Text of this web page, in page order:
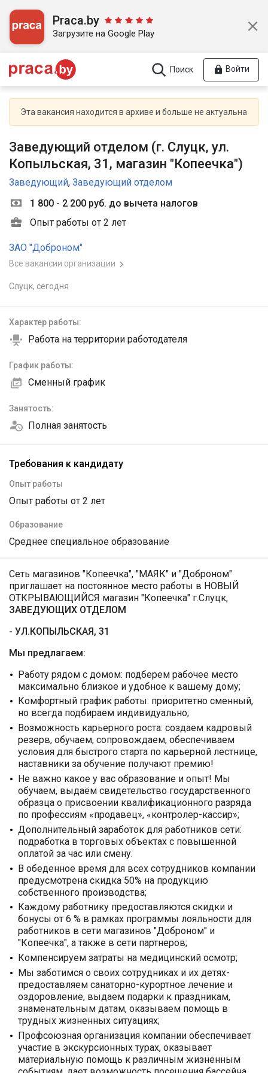
Praca.by
Загрузите на Google Play
Поиск Войти
Эта вакансия находится в архиве и больше не актуальна
Заведующий отделом (г. Слуцк, ул.
Копыльская, 31, магазин "Копеечка")
Заведующий, Заведующий отделом
1 800 - 2 200 руб. до вычета налогов
Опыт работы от 2 лет
ЗАО "Доброном"
Все вакансии организации
Слуцк, сегодня
Характер работы:
Работа на территории работодателя
График работы:
Сменный график
Занятость:
Полная занятость
Требования к кандидату
Опыт работы
Опыт работы от 2 лет
Образование
Среднее специальное образование
Сеть магазинов "Копеечка", "МАЯК" и "Доброном"
приглашает на постоянное место работы в НОВЫЙ
ОТКРЫВАЮЩИЙСЯ магазин "Копеечка" г.Слуцк,
ЗАВЕДУЮЩИХ ОТДЕЛОМ
- УЛ.КОПЫЛЬСКАЯ, 31
Мы предлагаем:
Работу рядом с домом: подберем рабочее место
максимально близкое и удобное к вашему дому;
Комфортный график работы: приоритетно сменный,
но всегда подбираем индивидуально;
Возможность карьерного роста: создаем кадровый
резерв, обучаем, сопровождаем, обеспечиваем
условия для быстрого старта по карьерной лестнице,
наставники за обучение получают премию!
Не важно какое у вас образование и опыт! Мы
обучаем, выдаём свидетельство государственного
образца о присвоении квалификационного разряда
по профессиям «продавец», «контролер-кассир»;
Дополнительный заработок для работников сети:
подработка в торговых объектах с повышенной
оплатой за час или смену.
В обеденное время для всех сотрудников компании
предусмотрена скидка 50% на продукцию
собственного производства;
Каждому работнику предоставляются скидки и
бонусы от 6 % в рамках программы лояльности для
работников в сети магазинов "Доброном" и
"Копеечка", а также в сети партнеров;
Компенсируем затраты на медицинский осмотр;
Мы заботимся о своих сотрудниках и их детях-
предоставляем санаторно-курортное лечение и
оздоровление, выдаем подарки к праздникам,
знаменательным датам, оказываем помощь в
трудных жизненных ситуациях;
Профсоюзная организация компании обеспечивает
участие в экскурсионных турах, оказывает
материальную помощь к различным жизненным